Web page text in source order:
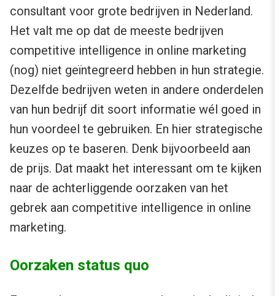
consultant voor grote bedrijven in Nederland.
Het valt me op dat de meeste bedrijven
competitive intelligence in online marketing
(nog) niet geïntegreerd hebben in hun strategie.
Dezelfde bedrijven weten in andere onderdelen
van hun bedrijf dit soort informatie wél goed in
hun voordeel te gebruiken. En hier strategische
keuzes op te baseren. Denk bijvoorbeeld aan
de prijs. Dat maakt het interessant om te kijken
naar de achterliggende oorzaken van het
gebrek aan competitive intelligence in online
marketing.
Oorzaken status quo